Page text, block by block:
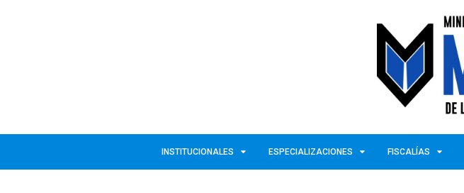
INSTITUCIONALES ESPECIALIZACIONES FISCALÍAS